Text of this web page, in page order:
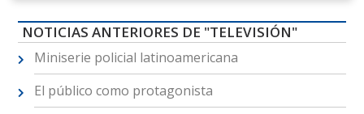
NOTICIAS ANTERIORES DE "TELEVISIÓN"
Miniserie policial latinoamericana
El público como protagonista